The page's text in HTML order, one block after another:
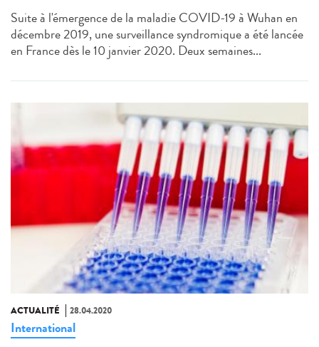
Suite à l'émergence de la maladie COVID-19 à Wuhan en
décembre 2019, une surveillance syndromique a été lancée
en France dès le 10 janvier 2020. Deux semaines...
ACTUALITÉ 28.04.2020
International